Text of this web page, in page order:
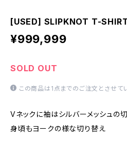
[USED] SLIPKNOT T-
¥999,999
SOLD OUT
この商品は1点までのご注文とさせてい
Vネックに袖はシルバーメッシュの
身頃もヨークの様な切り替え